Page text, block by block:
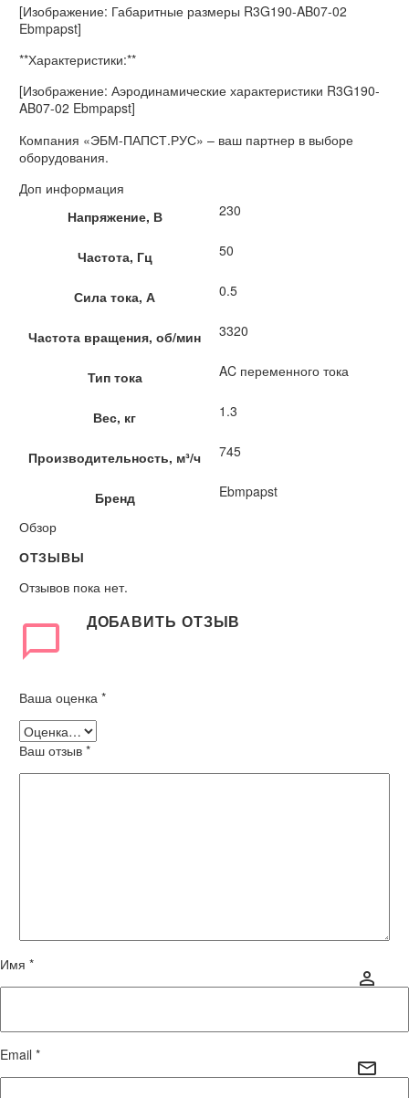
[Изображение: Габаритные размеры R3G190-AB07-02
Ebmpapst]
**Характеристики:**
[Изображение: Аэродинамические характеристики R3G190-
AB07-02 Ebmpapst]
Компания «ЭБМ-ПАПСТ.РУС» – ваш партнер в выборе
оборудования.
Доп информация
Напряжение, В
230
Частота, Гц 50
Сила тока, А 0.5
Частота вращения, об/мин 3320
Тип тока AC переменного тока
Вес, кг 1.3
Производительность, м³/ч 745
Бренд
Ebmpapst
Обзор
ОТЗЫВЫ
Отзывов пока нет.
ДОБАВИТЬ ОТЗЫВ
Ваша оценка *
Ваш отзыв *
Имя *
Email *